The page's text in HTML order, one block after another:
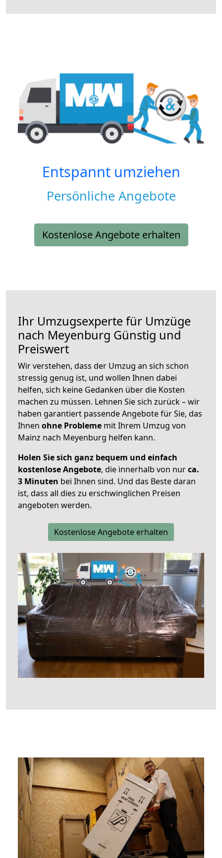
Entspannt umziehen
Persönliche Angebote
Kostenlose Angebote erhalten
Ihr Umzugsexperte für Umzüge
nach Meyenburg Günstig und
Preiswert
Wir verstehen, dass der Umzug an sich schon
stressig genug ist, und wollen Ihnen dabei
helfen, sich keine Gedanken über die Kosten
machen zu müssen. Lehnen Sie sich zurück – wir
haben garantiert passende Angebote für Sie, das
Ihnen ohne Probleme mit Ihrem Umzug von
Mainz nach Meyenburg helfen kann.
Holen Sie sich ganz bequem und einfach
kostenlose Angebote, die innerhalb von nurca.
3 Minuten bei Ihnen sind. Und das Beste daran
ist, dass all dies zu erschwinglichen Preisen
angeboten werden.
Kostenlose Angebote erhalten